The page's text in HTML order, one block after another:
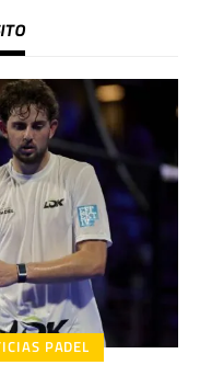
PADEL